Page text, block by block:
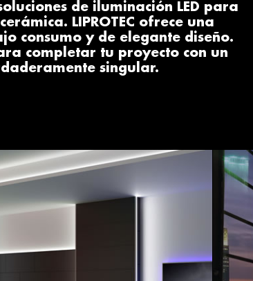
de iluminación LED para
LIPROTEC ofrece una
consumo y de elegante diseño.
completar tu proyecto con un
singular.